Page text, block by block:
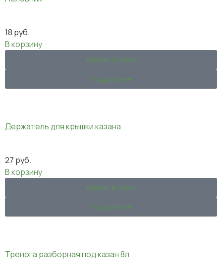
18 руб.
В корзину
Купить в 1 клик
Подробнее
Держатель для крышки казана
27 руб.
В корзину
Купить в 1 клик
Подробнее
Тренога разборная под казан 8л